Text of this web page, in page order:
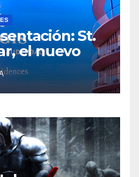
St.
el nuevo
Fort